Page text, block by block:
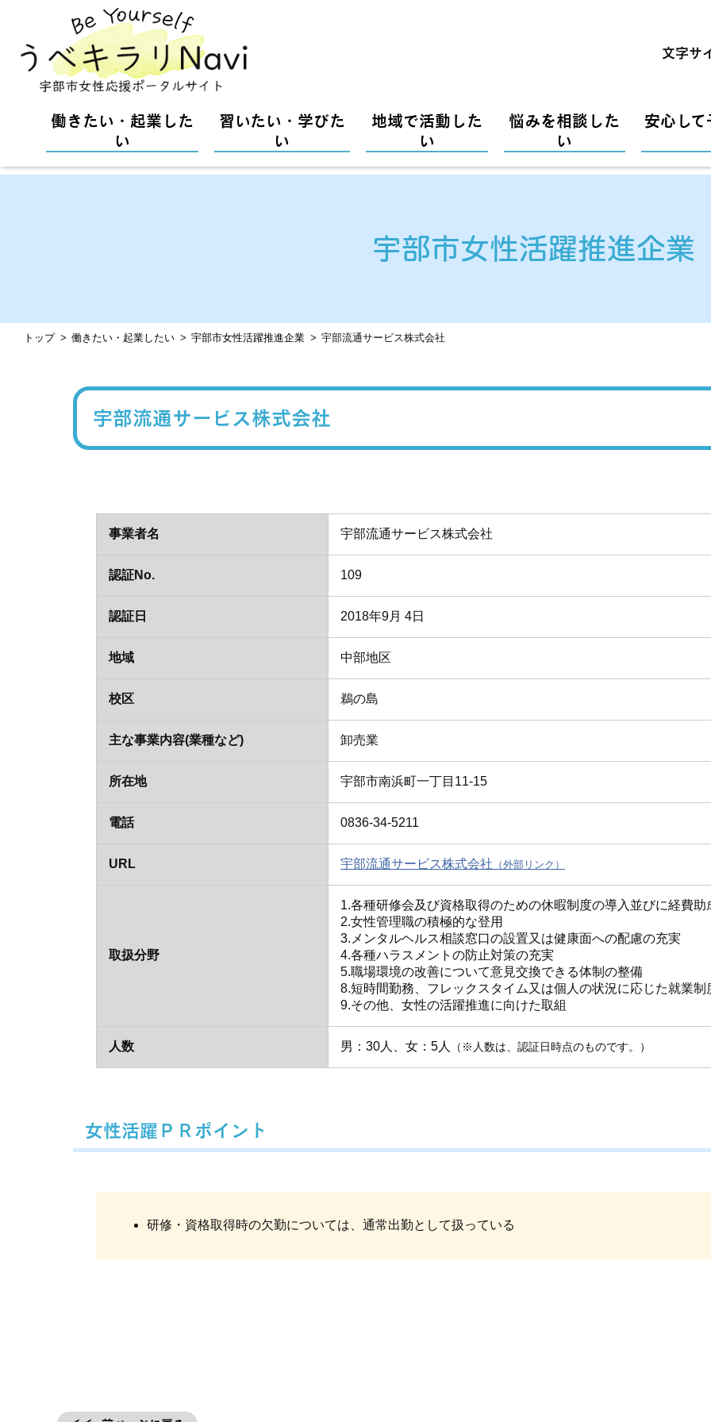
文字サ
働きたい・起業した
い
習いたい・学びた
い
地域で活動した
い
悩みを相談した
い
安心し
宇部市女性活躍推進企業
トップ 働きたい・起業したい 宇部市女性活躍推進企業 宇部流通サービス株式会社
宇部流通サービス株式会社
事業者名 宇部流通サービス株式会社
認証No. 109
認証日 2018年9月 4日
地域 中部地区
校区 鵜の島
主な事業内容(業種など) 卸売業
所在地 宇部市南浜町一丁目11-15
電話 0836-34-5211
URL 宇部流通サービス株式会社
取扱分野
1.各種研修会及び資格取得のための休暇制度の導入並びに経費助
2.女性管理職の積極的な登用
3.メンタルヘルス相談窓口の設置又は健康面への配慮の充実
4.各種ハラスメントの防止対策の充実
5.職場環境の改善について意見交換できる体制の整備
8.短時間勤務、フレックスタイム又は個人の状況に応じた就業制
9.その他、女性の活躍推進に向けた取組
人数 男：30人、女：5人 （※人数は、認証日時点のものです。）
女性活躍ＰＲポイント
研修・資格取得時の欠勤については、通常出勤として扱っている